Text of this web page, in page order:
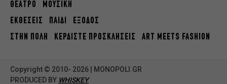
ΘΕΑΤΡΟ
ΜΟΥΣΙΚΗ
ΕΚΘΕΣΕΙΣ
ΠΑΙΔΙ
ΕΞΟΔΟΣ
ΣΤΗΝ ΠΟΛΗ
ΚΕΡΔΙΣΤΕ ΠΡΟΣΚΛΗΣΕΙΣ ART MEETS FASHION
Copyright © 2010- 2026 | MONOPOLI.GR
PRODUCED BY WHISKEY